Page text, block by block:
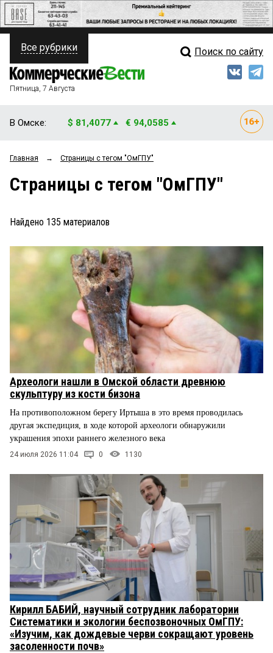
ПОЛИТИКА
ФИНАНСЫ
ОБЩЕСТВО
ЗАКОН
НОВОСТИ КОМПАНИЙ
ПРОИСШЕСТВИЯ
СТИЛЬ ЖИЗНИ
Свежий выпуск
Рейтинги
Все рубрики Поиск по сайту
Пятница, 7 Августа
В Омске: $ 81,4077 € 94,0585
Главная → Страницы c тегом "ОмГПУ"
Страницы c тегом "ОмГПУ"
Найдено 135 материалов
Археологи нашли в Омской области древнюю
скульптуру из кости бизона
На противоположном берегу Иртыша в это время проводилась
другая экспедиция, в ходе которой археологи обнаружили
украшения эпохи раннего железного века
24 июля 2026 11:04 0 1130
Кирилл БАБИЙ, научный сотрудник лаборатории
Систематики и экологии беспозвоночных ОмГПУ:
«Изучим, как дождевые черви сокращают уровень
засоленности почв»